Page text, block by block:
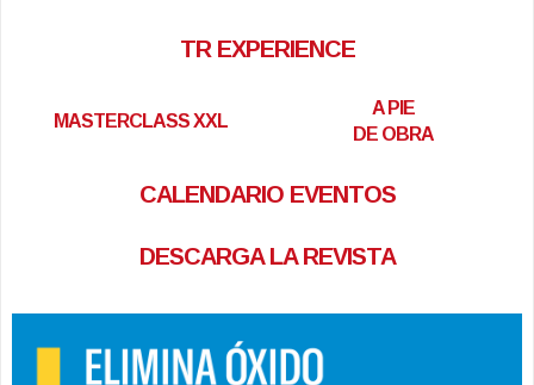
TR EXPERIENCE
MASTERCLASS XXL
A PIE
DE OBRA
CALENDARIO EVENTOS
DESCARGA LA REVISTA